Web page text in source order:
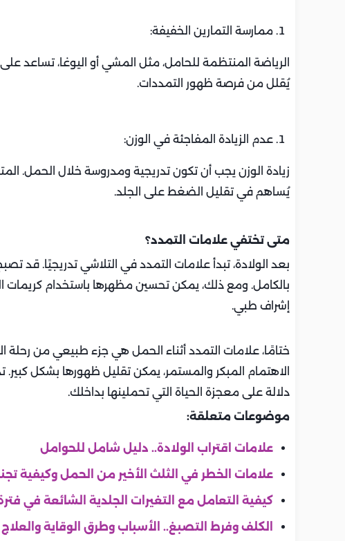
ممارسة التمارين الخفيفة:
الرياضة المنتظمة للحامل، مثل المشي أو اليوغا، تساعد
يُقلل من فرصة ظهور التمددات.
عدم الزيادة المفاجئة في الوزن:
زيادة الوزن يجب أن تكون تدريجية ومدروسة خلال الحمل.
يُساهم في تقليل الضغط على الجلد.
متى تختفي علامات التمدد؟
بالكامل. ومع ذلك، يمكن تحسين مظهرها باستخدام كريمات
إشراف طبي.
ختامًا، علامات التمدد أثناء الحمل هي جزء طبيعي من رحلة
الاهتمام المبكر والمستمر، يمكن تقليل ظهورها بشكل
دلالة على معجزة الحياة التي تحملينها بداخلك.
موضوعات متعلقة:
علامات اقتراب الولادة.. دليل شامل للحوامل
علامات الخطر في الثلث الأخير من الحمل وكيفية
كيفية التعامل مع التغيرات الجلدية الشائعة في
الكلف وفرط التصبغ.. الأسباب وطرق الوقاية